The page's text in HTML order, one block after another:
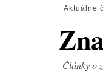
Aktuálne
Články o